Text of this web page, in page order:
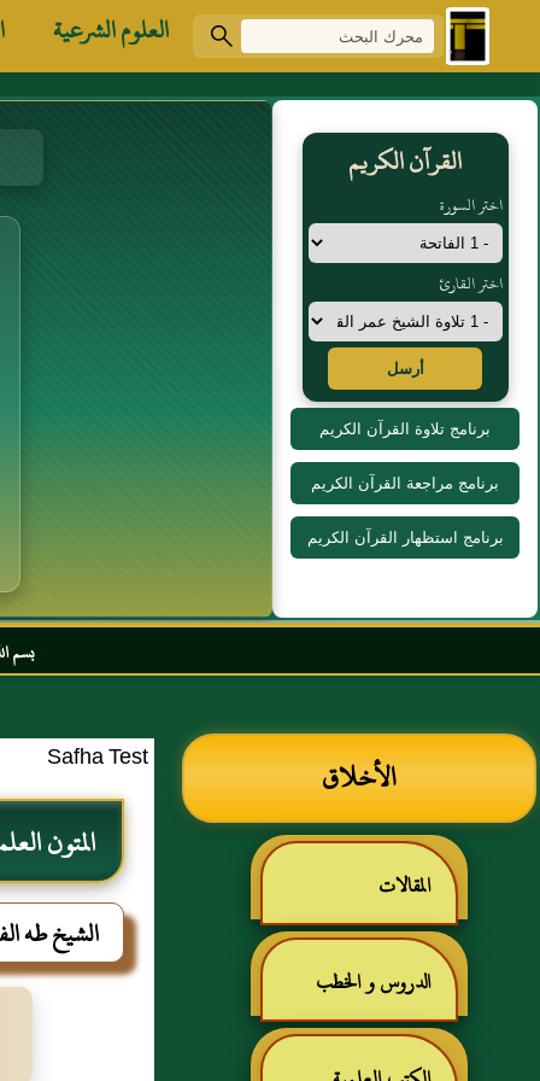
العلوم الشرعية
القرآن الكريم
اختر السورة
اختر القارئ
أرسل
برنامج تلاوة القرآن الكريم
برنامج مراجعة القرآن الكريم
برنامج استظهار القرآن الكريم
بسم الله الرحمن
الأخلاق
المقالات
الدروس و الخطب
Safha Test
المتون
الشيخ طه